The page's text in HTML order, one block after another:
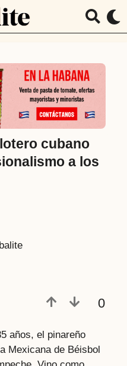
cubano
a los
0
años, el pinareño
Mexicana de Béisbol